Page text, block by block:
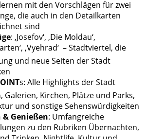
mit den Vorschlägen für zwei
die auch in den Detailkarten
sind
: ‚Josefov‘, ‚Die Moldau‘,
‚Vyehrad‘  –Stadtviertel, die
und neue Seiten der Stadt
s: Alle Highlights der Stadt 
Galerien, Kirchen, Plätze und Parks,
und sonstige Sehenswürdigkeiten
& Genießen: Umfangreiche
zu den Rubriken Übernachten,